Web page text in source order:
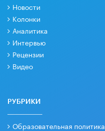
Новости
Колонки
Аналитика
Интервью
Рецензии
Видео
РУБРИКИ
Образовательная политика